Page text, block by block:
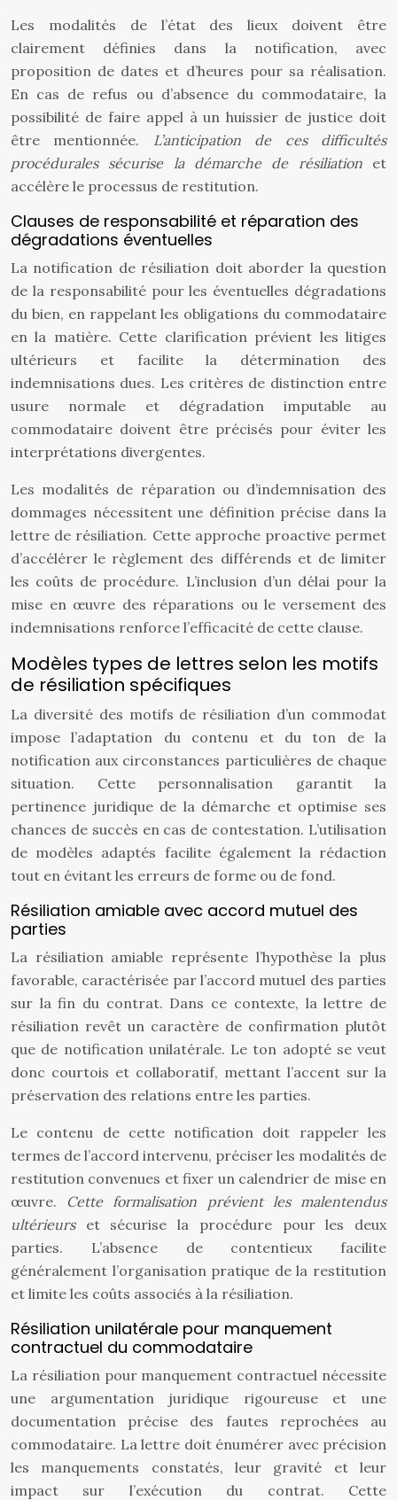
Les modalités de l’état des lieux doivent être
clairement définies dans la notification, avec
proposition de dates et d’heures pour sa réalisation.
En cas de refus ou d’absence du commodataire, la
possibilité de faire appel à un huissier de justice doit
être mentionnée. L’anticipation de ces difficultés
procédurales sécurise la démarche de résiliation et
accélère le processus de restitution.
Clauses de responsabilité et réparation des
dégradations éventuelles
La notification de résiliation doit aborder la question
de la responsabilité pour les éventuelles dégradations
du bien, en rappelant les obligations du commodataire
en la matière. Cette clarification prévient les litiges
ultérieurs et facilite la détermination des
indemnisations dues. Les critères de distinction entre
usure normale et dégradation imputable au
commodataire doivent être précisés pour éviter les
interprétations divergentes.
Les modalités de réparation ou d’indemnisation des
dommages nécessitent une définition précise dans la
lettre de résiliation. Cette approche proactive permet
d’accélérer le règlement des différends et de limiter
les coûts de procédure. L’inclusion d’un délai pour la
mise en œuvre des réparations ou le versement des
indemnisations renforce l’efficacité de cette clause.
Modèles types de lettres selon les motifs
de résiliation spécifiques
La diversité des motifs de résiliation d’un commodat
impose l’adaptation du contenu et du ton de la
notification aux circonstances particulières de chaque
situation. Cette personnalisation garantit la
pertinence juridique de la démarche et optimise ses
chances de succès en cas de contestation. L’utilisation
de modèles adaptés facilite également la rédaction
tout en évitant les erreurs de forme ou de fond.
Résiliation amiable avec accord mutuel des
parties
La résiliation amiable représente l’hypothèse la plus
favorable, caractérisée par l’accord mutuel des parties
sur la fin du contrat. Dans ce contexte, la lettre de
résiliation revêt un caractère de confirmation plutôt
que de notification unilatérale. Le ton adopté se veut
donc courtois et collaboratif, mettant l’accent sur la
préservation des relations entre les parties.
Le contenu de cette notification doit rappeler les
termes de l’accord intervenu, préciser les modalités de
restitution convenues et fixer un calendrier de mise en
œuvre. Cette formalisation prévient les malentendus
ultérieurs et sécurise la procédure pour les deux
parties. L’absence de contentieux facilite
généralement l’organisation pratique de la restitution
et limite les coûts associés à la résiliation.
Résiliation unilatérale pour manquement
contractuel du commodataire
La résiliation pour manquement contractuel nécessite
une argumentation juridique rigoureuse et une
documentation précise des fautes reprochées au
commodataire. La lettre doit énumérer avec précision
les manquements constatés, leur gravité et leur
impact sur l’exécution du contrat. Cette